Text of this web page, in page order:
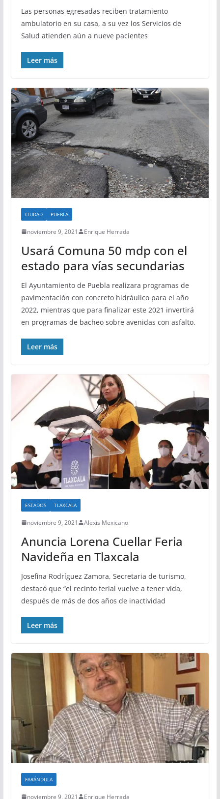
Las personas egresadas reciben tratamiento
ambulatorio en su casa, a su vez los Servicios de
Salud atienden aún a nueve pacientes
Leer más
CIUDAD PUEBLA
noviembre 9, 2021 Enrique Herrada
Usará Comuna 50 mdp con el
estado para vías secundarias
El Ayuntamiento de Puebla realizara programas de
pavimentación con concreto hidráulico para el año
2022, mientras que para finalizar este 2021 invertirá
en programas de bacheo sobre avenidas con asfalto.
Leer más
ESTADOS TLAXCALA
noviembre 9, 2021 Alexis Mexicano
Anuncia Lorena Cuellar Feria
Navideña en Tlaxcala
Josefina Rodríguez Zamora, Secretaria de turismo,
destacó que “el recinto ferial vuelve a tener vida,
después de más de dos años de inactividad
Leer más
FARÁNDULA
noviembre 9, 2021 Enrique Herrada